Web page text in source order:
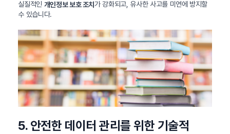
실질적인 개인정보 보호 조치가 강화되고, 유사한 사고를 미연에 방지할
수 있습니다.
5. 안전한 데이터 관리를 위한 기술적